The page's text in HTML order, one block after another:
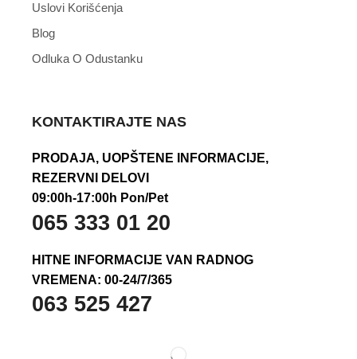
Uslovi Korišćenja
Blog
Odluka O Odustanku
KONTAKTIRAJTE NAS
PRODAJA, UOPŠTENE INFORMACIJE,
REZERVNI DELOVI
09:00h-17:00h Pon/Pet
065 333 01 20
HITNE INFORMACIJE VAN RADNOG
VREMENA: 00-24/7/365
063 525 427